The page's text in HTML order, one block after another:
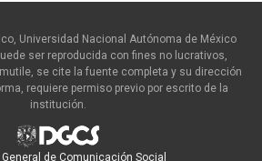
Universidad Nacional Autónoma de México
ser reproducida con fines no lucrativos,
se cite la fuente completa y su dirección
requiere permiso previo por escrito de la
institución.
de Comunicación Social